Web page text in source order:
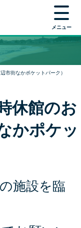
メニュー
市街なかポケットパーク）
休館のお
かポケッ
施設を臨